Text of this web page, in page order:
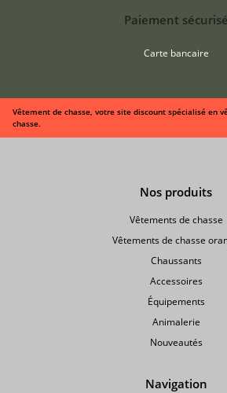
Paiement sécurisé
Carte bancaire
Vêtement de chasse, votre site discount spécialisé en
chasse.
Nos produits
Vêtements de chasse
Vêtements de chasse
Chaussants
Accessoires
Équipements
Animalerie
Nouveautés
Navigation